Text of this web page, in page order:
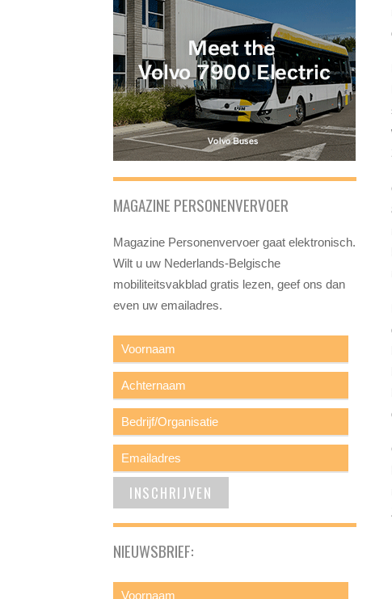
MAGAZINE PERSONENVERVOER
Magazine Personenvervoer gaat elektronisch.
Wilt u uw Nederlands-Belgische
mobiliteitsvakblad gratis lezen, geef ons dan
even uw emailadres.
NIEUWSBRIEF: